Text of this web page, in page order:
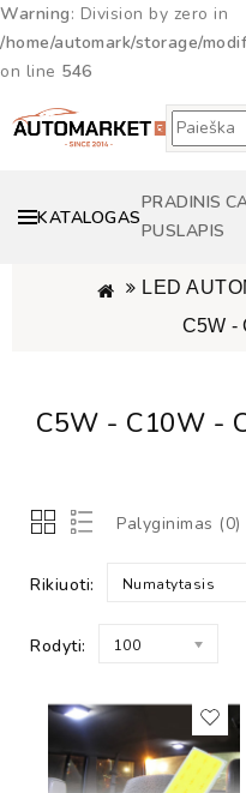
Warning: Division by zero in
/home/automark/storage/
on line 546
KATALOGAS
PRADINIS
PUSLAPIS
LED
C5W -
C5W - C10W -
Palyginimas (0)
Rikiuoti: Numatytasis
Rodyti: 100